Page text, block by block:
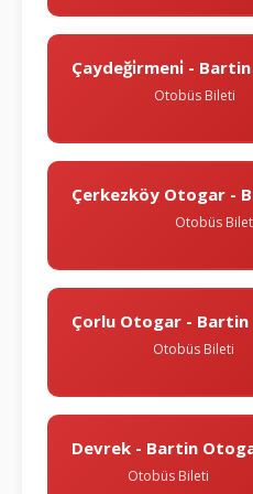
Çaydeği̇rmeni̇ -
Otobüs Bileti
Çerkezköy Otogar -
Otobüs
Çorlu Otogar -
Otobüs Bileti
Devrek - Bartin
Otobüs Bileti